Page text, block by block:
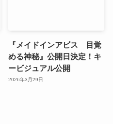
『メイドインアビス 目覚
める神秘』公開日決定！キ
ービジュアル公開
2026年3月29日